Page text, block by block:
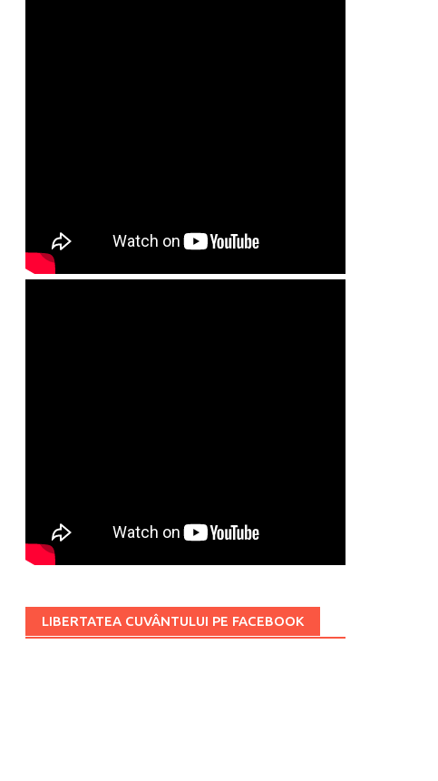
LIBERTATEA CUVÂNTULUI PE FACEBOOK